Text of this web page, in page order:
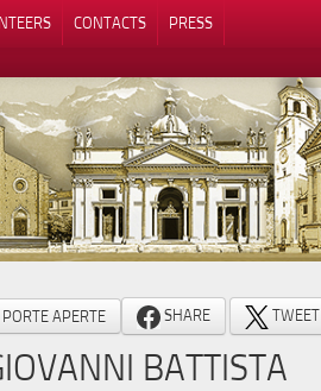
CONTACTS
PRESS
APERTE SHARE TWEET
BATTISTA